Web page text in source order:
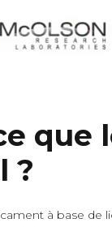
que
?
à base de